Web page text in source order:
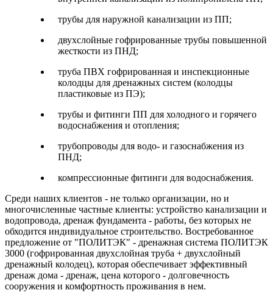
трубы для наружной канализации из ПП;
двухслойные гофрированные трубы повышенной
жесткости из ПНД;
труба ПВХ гофрированная и инспекционные
колодцы для дренажных систем (колодцы
пластиковые из ПЭ);
трубы и фитинги ПП для холодного и горячего
водоснабжения и отопления;
трубопроводы для водо- и газоснабжения из
ПНД;
компрессионные фитинги для водоснабжения.
Среди наших клиентов - не только организации, но и
многочисленные частные клиенты: устройство канализации и
водопровода, дренаж фундамента - работы, без которых не
обходится индивидуальное строительство. Востребованное
предложение от "ПОЛИТЭК" - дренажная система ПОЛИТЭК
3000 (гофрированная двухслойная труба + двухслойный
дренажный колодец), которая обеспечивает эффективный
дренаж дома - дренаж, цена которого - долговечность
сооружения и комфортность проживания в нем.